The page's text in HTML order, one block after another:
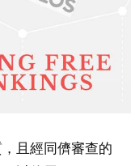
且經同儕審查的